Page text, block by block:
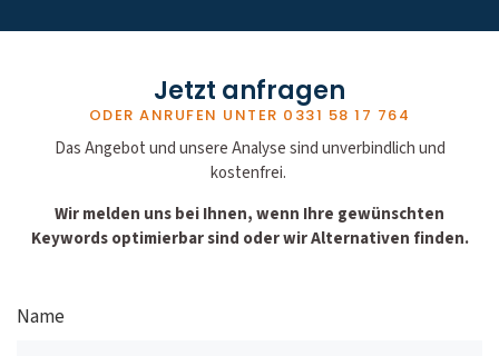
Jetzt anfragen
ODER ANRUFEN UNTER 0331 58 17 764
Das Angebot und unsere Analyse sind unverbindlich und
kostenfrei.
Wir melden uns bei Ihnen, wenn Ihre gewünschten
Keywords optimierbar sind oder wir Alternativen finden.
Name